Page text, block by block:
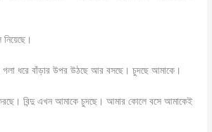
নিয়েছে।
ধরে বাঁড়ার উপর উঠছে আর বসছে। চুদছে আমাকে।
বিন্দু এখন আমাকে চুদছে। আমার কোলে বসে আমাকেই